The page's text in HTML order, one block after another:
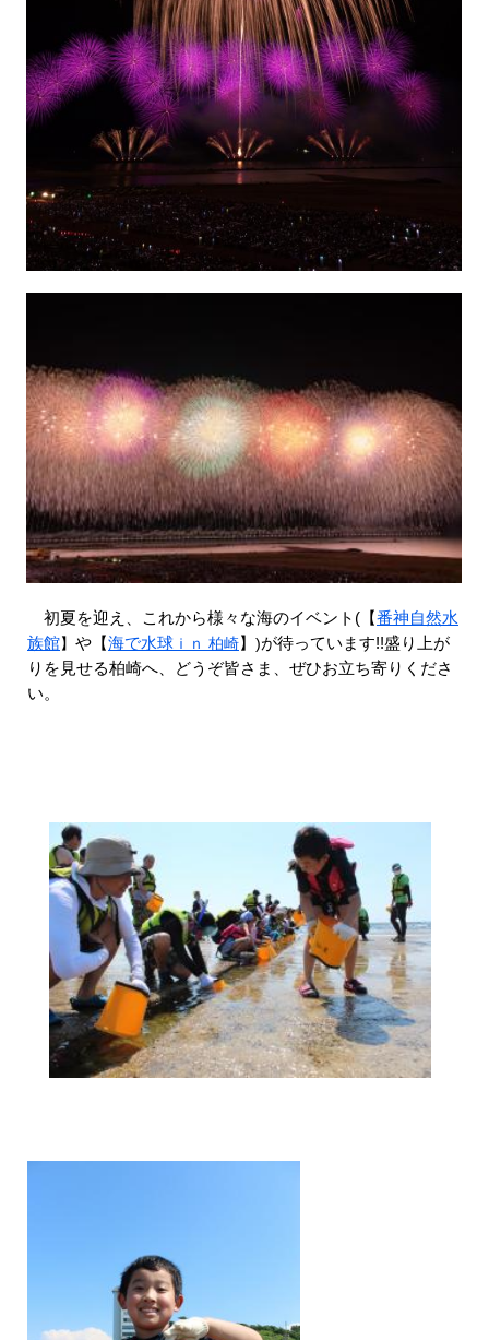
初夏を迎え、これから様々な海のイベント​(【番神自然水
族館】 や【海で水球 ｉｎ 柏崎​】 )が待っています!!盛り上が
りを見せる柏崎へ、どうぞ皆さま、ぜひお立ち寄りくださ
い。